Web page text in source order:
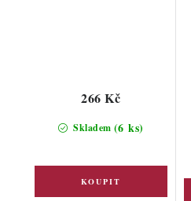
Skladem (6 ks)
266 Kč